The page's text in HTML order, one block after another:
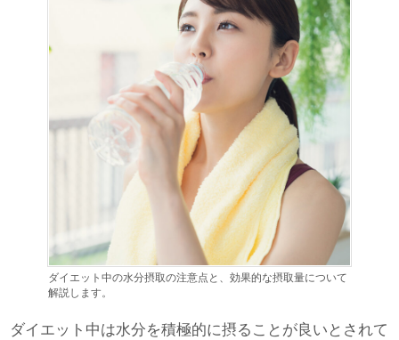
ダイエット中の水分摂取の注意点と、効果的な摂取量について
解説します。
ダイエット中は水分を積極的に摂ることが良いとされて